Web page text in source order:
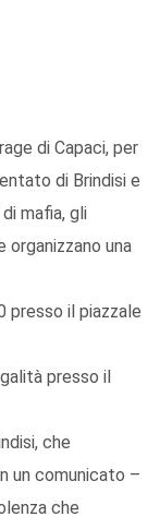
di Capaci, per
di Brindisi e
mafia, gli
una
presso il piazzale
presso il
che
un comunicato –
che